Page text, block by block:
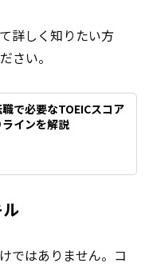
詳しく知りたい方
さい。
で必要なTOEICスコア
インを解説
ではありません。コ